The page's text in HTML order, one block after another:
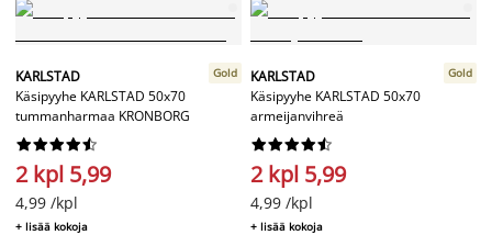
KARLSTAD
Käsipyyhe KARLSTAD 50x70
tummanharmaa KRONBORG
Gold






2 kpl 5,99
4,99 /kpl
+ lisää kokoja
KARLSTAD
Käsipyyhe KARLSTAD 50x70
armeijanvihreä
Gold






2 kpl 5,99
4,99 /kpl
+ lisää kokoja